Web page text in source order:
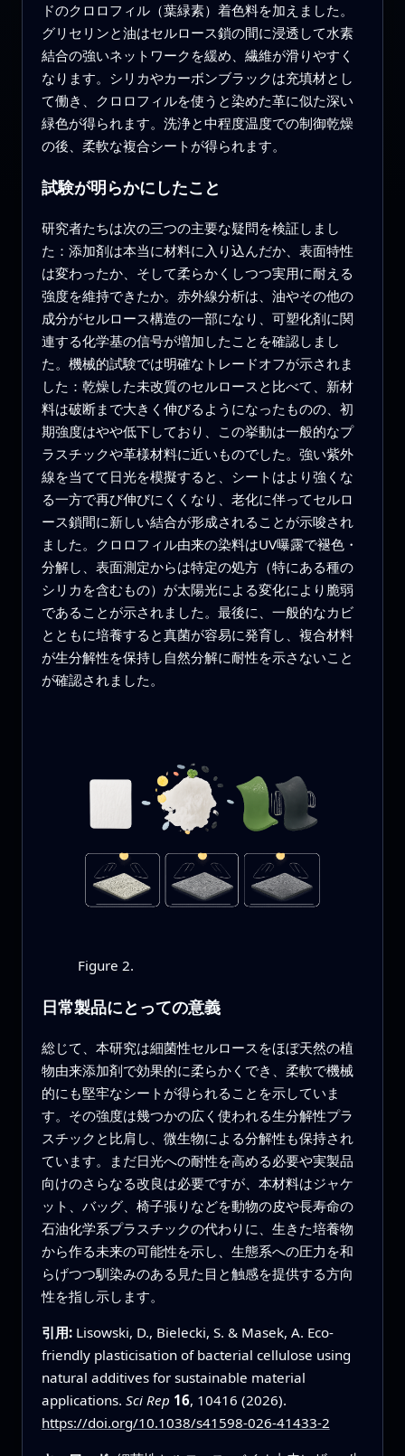
ドのクロロフィル（葉緑素）着色料を加えました。
グリセリンと油はセルロース鎖の間に浸透して水素
結合の強いネットワークを緩め、繊維が滑りやすく
なります。シリカやカーボンブラックは充填材とし
て働き、クロロフィルを使うと染めた革に似た深い
緑色が得られます。洗浄と中程度温度での制御乾燥
の後、柔軟な複合シートが得られます。
試験が明らかにしたこと
研究者たちは次の三つの主要な疑問を検証しまし
た：添加剤は本当に材料に入り込んだか、表面特性
は変わったか、そして柔らかくしつつ実用に耐える
強度を維持できたか。赤外線分析は、油やその他の
成分がセルロース構造の一部になり、可塑化剤に関
連する化学基の信号が増加したことを確認しまし
た。機械的試験では明確なトレードオフが示されま
した：乾燥した未改質のセルロースと比べて、新材
料は破断まで大きく伸びるようになったものの、初
期強度はやや低下しており、この挙動は一般的なプ
ラスチックや革様材料に近いものでした。強い紫外
線を当てて日光を模擬すると、シートはより強くな
る一方で再び伸びにくくなり、老化に伴ってセルロ
ース鎖間に新しい結合が形成されることが示唆され
ました。クロロフィル由来の染料はUV曝露で褪色・
分解し、表面測定からは特定の処方（特にある種の
シリカを含むもの）が太陽光による変化により脆弱
であることが示されました。最後に、一般的なカビ
とともに培養すると真菌が容易に発育し、複合材料
が生分解性を保持し自然分解に耐性を示さないこと
が確認されました。
Figure 2.
日常製品にとっての意義
総じて、本研究は細菌性セルロースをほぼ天然の植
物由来添加剤で効果的に柔らかくでき、柔軟で機械
的にも堅牢なシートが得られることを示していま
す。その強度は幾つかの広く使われる生分解性プラ
スチックと比肩し、微生物による分解性も保持され
ています。まだ日光への耐性を高める必要や実製品
向けのさらなる改良は必要ですが、本材料はジャケ
ット、バッグ、椅子張りなどを動物の皮や長寿命の
石油化学系プラスチックの代わりに、生きた培養物
から作る未来の可能性を示し、生態系への圧力を和
らげつつ馴染みのある見た目と触感を提供する方向
性を指し示します。
引用: Lisowski, D., Bielecki, S. & Masek, A. Eco-
friendly plasticisation of bacterial cellulose using
natural additives for sustainable material
applications. Sci Rep 16, 10416 (2026).
https://doi.org/10.1038/s41598-026-41433-2